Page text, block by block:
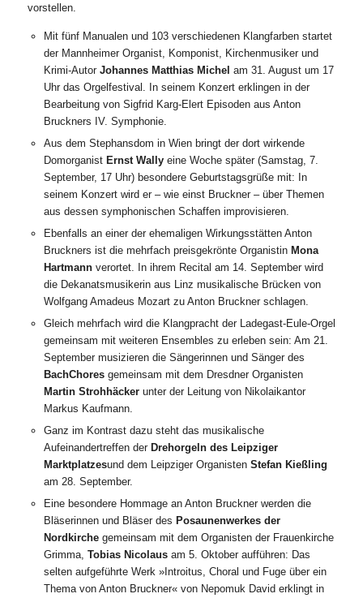
vorstellen.
Mit fünf Manualen und 103 verschiedenen Klangfarben startet
der Mannheimer Organist, Komponist, Kirchenmusiker und
Krimi-Autor Johannes Matthias Michel am 31. August um 17
Uhr das Orgelfestival. In seinem Konzert erklingen in der
Bearbeitung von Sigfrid Karg-Elert Episoden aus Anton
Bruckners IV. Symphonie.
Aus dem Stephansdom in Wien bringt der dort wirkende
Domorganist Ernst Wallyeine Woche später (Samstag, 7.
September, 17 Uhr) besondere Geburtstagsgrüße mit: In
seinem Konzert wird er – wie einst Bruckner – über Themen
aus dessen symphonischen Schaffen improvisieren.
Ebenfalls an einer der ehemaligen Wirkungsstätten Anton
Bruckners ist die mehrfach preisgekrönte Organistin Mona
Hartmannverortet. In ihrem Recital am 14. September wird
die Dekanatsmusikerin aus Linz musikalische Brücken von
Wolfgang Amadeus Mozart zu Anton Bruckner schlagen.
Gleich mehrfach wird die Klangpracht der Ladegast-Eule-Orgel
gemeinsam mit weiteren Ensembles zu erleben sein: Am 21.
September musizieren die Sängerinnen und Sänger des
BachChores gemeinsam mit dem Dresdner Organisten
Martin Strohhäckerunter der Leitung von Nikolaikantor
Markus Kaufmann.
Ganz im Kontrast dazu steht das musikalische
Aufeinandertreffen der Drehorgeln des Leipziger
Marktplatzesund dem Leipziger Organisten Stefan Kießling
am 28. September.
Eine besondere Hommage an Anton Bruckner werden die
Bläserinnen und Bläser des Posaunenwerkes der
Nordkirchegemeinsam mit dem Organisten der Frauenkirche
Grimma, Tobias Nicolausam 5. Oktober aufführen: Das
selten aufgeführte Werk »Introitus, Choral und Fuge über ein
Thema von Anton Bruckner« von Nepomuk David erklingt in